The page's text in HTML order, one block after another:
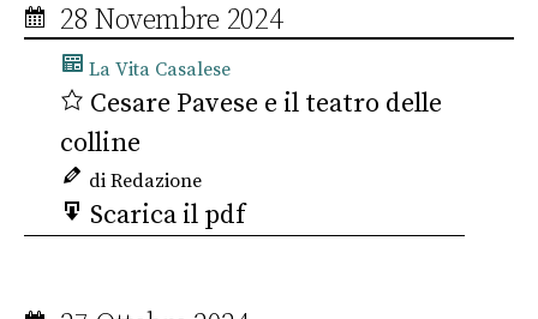
28 Novembre 2024
La Vita Casalese
Cesare Pavese e il teatro delle
colline
di Redazione
Scarica il pdf